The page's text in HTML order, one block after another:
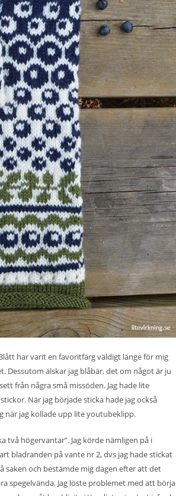
har varit en favoritfärg väldigt länge för mig
Dessutom älskar jag blåbär, det om något är ju
från några små missöden. Jag hade lite
När jag började sticka hade jag också
när jag kollade upp lite youtubeklipp.
två högervantar”. Jag körde nämligen på i
bladranden på vante nr 2, dvs jag hade stickat
saken och bestämde mig dagen efter att det
spegelvända. Jag löste problemet med att börja